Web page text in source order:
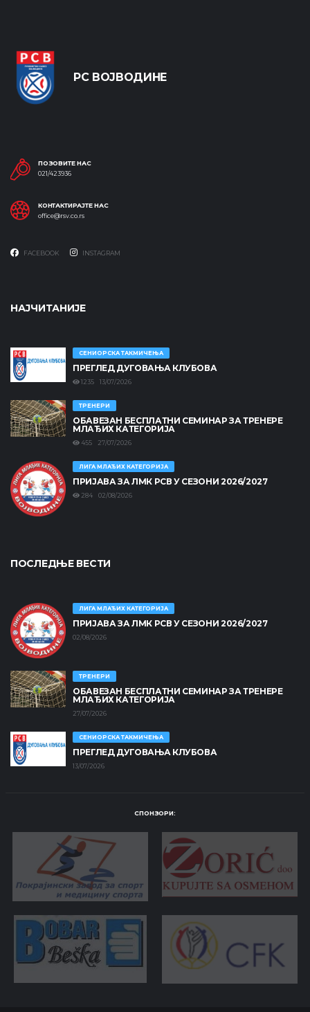
РС ВОЈВОДИНЕ
ПОЗОВИТЕ НАС
021/423936
КОНТАКТИРАЈТЕ НАС
office@rsv.co.rs
FACEBOOK INSTAGRAM
НАЈЧИТАНИЈЕ
СЕНИОРСКА ТАКМИЧЕЊА
ПРЕГЛЕД ДУГОВАЊА КЛУБОВА
1235 13/07/2026
ТРЕНЕРИ
ОБАВЕЗАН БЕСПЛАТНИ СЕМИНАР ЗА ТРЕНЕРЕ
МЛАЂИХ КАТЕГОРИЈА
455 27/07/2026
ЛИГА МЛАЂИХ КАТЕГОРИЈА
ПРИЈАВА ЗА ЛМК РСВ У СЕЗОНИ 2026/2027
284 02/08/2026
ПОСЛЕДЊЕ ВЕСТИ
ЛИГА МЛАЂИХ КАТЕГОРИЈА
ПРИЈАВА ЗА ЛМК РСВ У СЕЗОНИ 2026/2027
02/08/2026
ТРЕНЕРИ
ОБАВЕЗАН БЕСПЛАТНИ СЕМИНАР ЗА ТРЕНЕРЕ
МЛАЂИХ КАТЕГОРИЈА
27/07/2026
СЕНИОРСКА ТАКМИЧЕЊА
ПРЕГЛЕД ДУГОВАЊА КЛУБОВА
13/07/2026
СПОНЗОРИ: